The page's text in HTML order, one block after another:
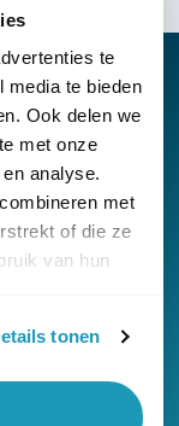
te
media te bieden
Ook delen we
met onze
analyse.
met
of die ze
van hun
tonen